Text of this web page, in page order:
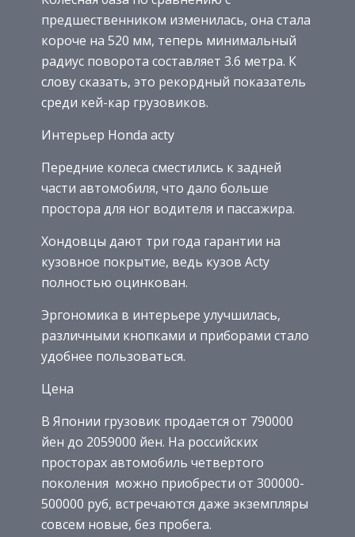
предшественником изменилась, она стала
короче на 520 мм, теперь минимальный
радиус поворота составляет 3.6 метра. К
слову сказать, это рекордный показатель
среди кей-кар грузовиков.
Интерьер Honda acty
Передние колеса сместились к задней
части автомобиля, что дало больше
простора для ног водителя и пассажира.
Хондовцы дают три года гарантии на
кузовное покрытие, ведь кузов Acty
полностью оцинкован.
Эргономика в интерьере улучшилась,
различными кнопками и приборами стало
удобнее пользоваться.
Цена
В Японии грузовик продается от 790000
йен до 2059000 йен. На российских
просторах автомобиль четвертого
поколения можно приобрести от 300000-
500000 руб, встречаются даже экземпляры
совсем новые, без пробега.